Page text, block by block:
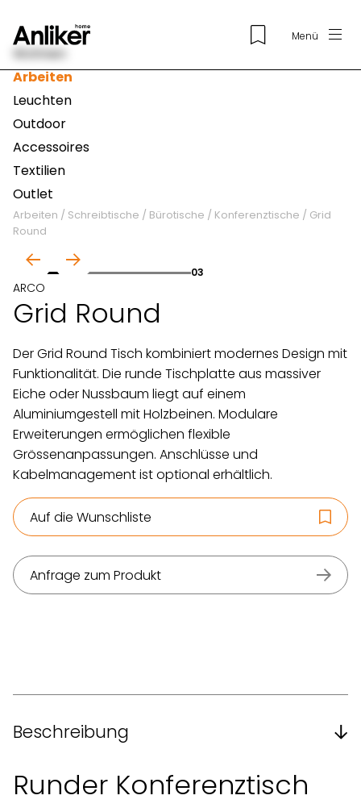
Menü
Wohnen
Arbeiten
Leuchten
Outdoor
Accessoires
Textilien
Outlet
Arbeiten / Schreibtische / Bürotische / Konferenztische / Grid
Round
03
ARCO
Grid Round
Der Grid Round Tisch kombiniert modernes Design mit
Funktionalität. Die runde Tischplatte aus massiver
Eiche oder Nussbaum liegt auf einem
Aluminiumgestell mit Holzbeinen. Modulare
Erweiterungen ermöglichen flexible
Grössenanpassungen. Anschlüsse und
Kabelmanagement ist optional erhältlich.
Auf die Wunschliste
Anfrage zum Produkt
Beschreibung
Runder Konferenztisch